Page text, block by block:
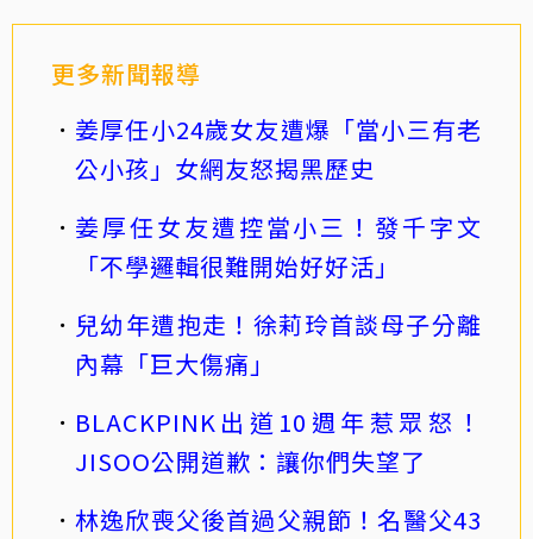
更多新聞報導
姜厚任小24歲女友遭爆「當小三有老
公小孩」女網友怒揭黑歷史
姜厚任女友遭控當小三！發千字文
「不學邏輯很難開始好好活」
兒幼年遭抱走！徐莉玲首談母子分離
內幕「巨大傷痛」
BLACKPINK出道10週年惹眾怒！
JISOO公開道歉：讓你們失望了
林逸欣喪父後首過父親節！名醫父43